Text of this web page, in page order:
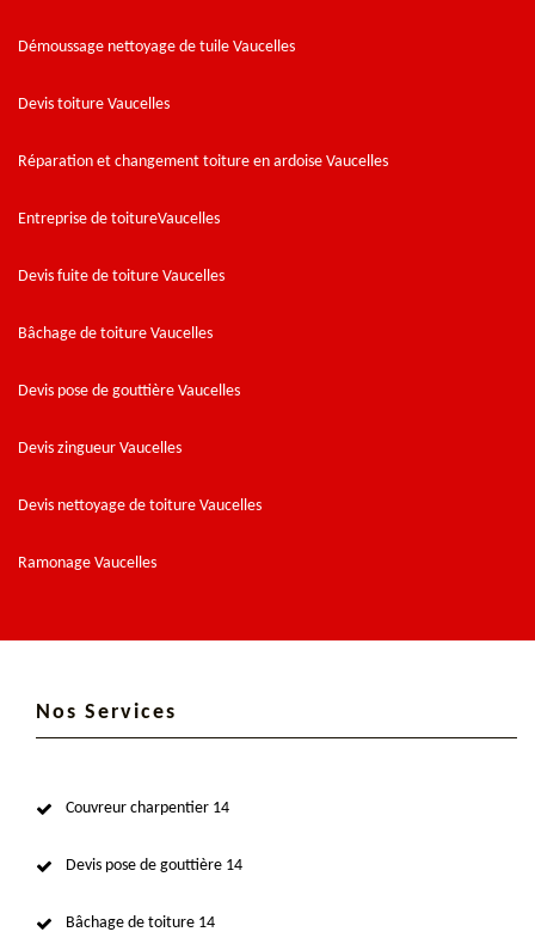
Démoussage nettoyage de tuile Vaucelles
Devis toiture Vaucelles
Réparation et changement toiture en ardoise Vaucelles
Entreprise de toitureVaucelles
Devis fuite de toiture Vaucelles
Bâchage de toiture Vaucelles
Devis pose de gouttière Vaucelles
Devis zingueur Vaucelles
Devis nettoyage de toiture Vaucelles
Ramonage Vaucelles
Nos Services
Couvreur charpentier 14
Devis pose de gouttière 14
Bâchage de toiture 14